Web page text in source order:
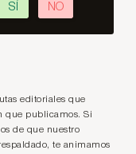
SÍ NO
editoriales que
que publicamos. Si
de que nuestro
te animamos